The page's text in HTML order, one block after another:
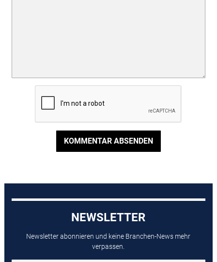
KOMMENTAR ABSENDEN
NEWSLETTER
Newsletter abonnieren und keine Branchen-News mehr
verpassen.